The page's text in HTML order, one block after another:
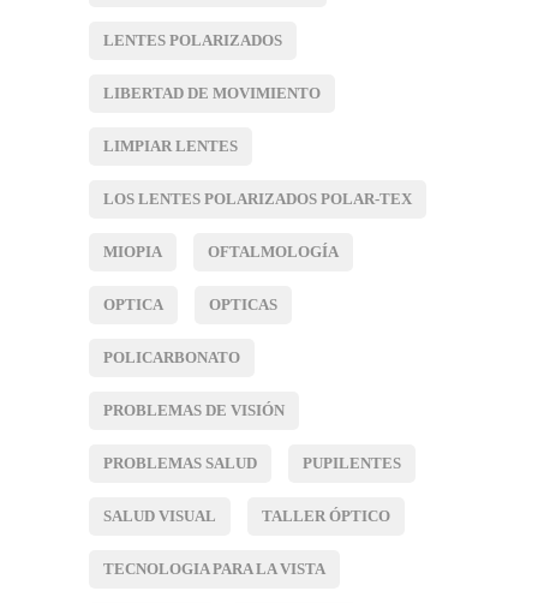
LENTES POLARIZADOS
LIBERTAD DE MOVIMIENTO
LIMPIAR LENTES
LOS LENTES POLARIZADOS POLAR-TEX
MIOPIA OFTALMOLOGÍA
OPTICA OPTICAS
POLICARBONATO
PROBLEMAS DE VISIÓN
PROBLEMAS SALUD PUPILENTES
SALUD VISUAL TALLER ÓPTICO
TECNOLOGIA PARA LA VISTA